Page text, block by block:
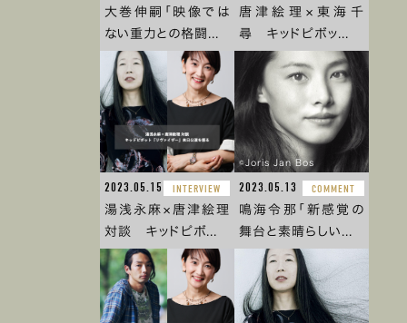
大巻伸嗣「映像では
ない重力との格闘...
唐津絵理×東海千
尋 キッドピボッ...
2023.05.15
INTERVIEW
湯浅永麻×唐津絵理
対談 キッドピボ...
©︎Joris Jan Bos
2023.05.13
COMMENT
鳴海令那「新感覚の
舞台と素晴らしい...